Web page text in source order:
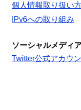
個人情報取り扱い
IPv6への取り組み
ソーシャルメディ
Twitter公式アカウ